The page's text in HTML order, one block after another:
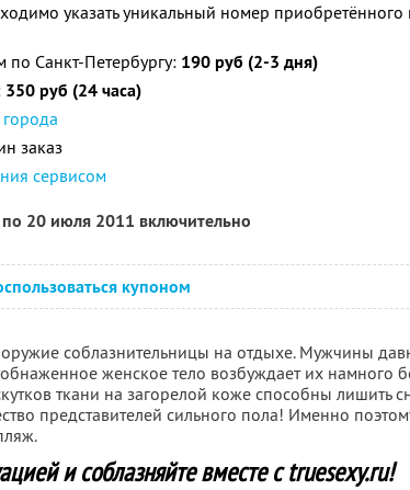
указать уникальный номер приобретённого
по Санкт-Петербургу: 190 руб (2-3 дня)
350 руб (24 часа)
заказ
сервисом
20 июля 2011 включительно
купоном
соблазнительницы на отдыхе. Мужчины
женское тело возбуждает их намного
ткани на загорелой коже способны лишить
представителей сильного пола! Именно
и соблазняйте вместе с truesexy.ru!